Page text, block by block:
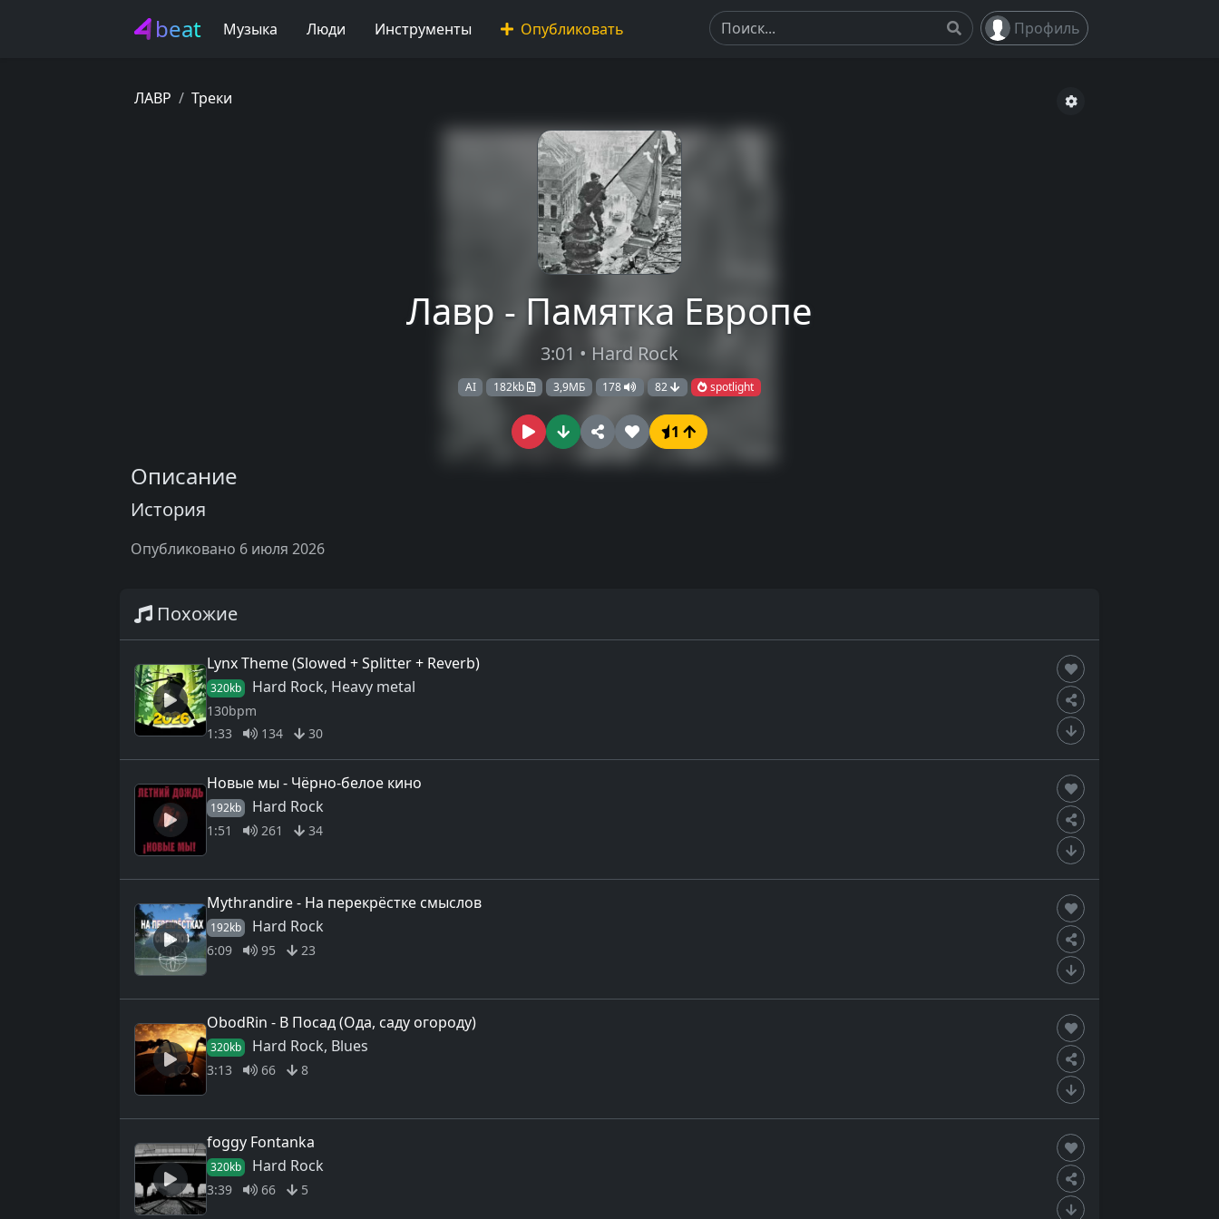
beat Музыка Люди Инструменты Опубликовать Профиль
ЛАВР Треки
Лавр - Памятка Европе
3:01 • Hard Rock
AI 182kb 3,9МБ 178 82 spotlight
1
Описание
История
Опубликовано 6 июля 2026
Похожие
Lynx Theme (Slowed + Splitter + Reverb)
320kb Hard Rock, Heavy metal
130bpm
1:33
134 30
Новые мы - Чёрно-белое кино
192kb Hard Rock
1:51 261 34
Mythrandire - На перекрёстке смыслов
192kb Hard Rock
6:09 95 23
ObodRin - В Посад (Ода, саду огороду)
320kb Hard Rock, Blues
3:13 66 8
foggy Fontanka
320kb Hard Rock
3:39 66 5